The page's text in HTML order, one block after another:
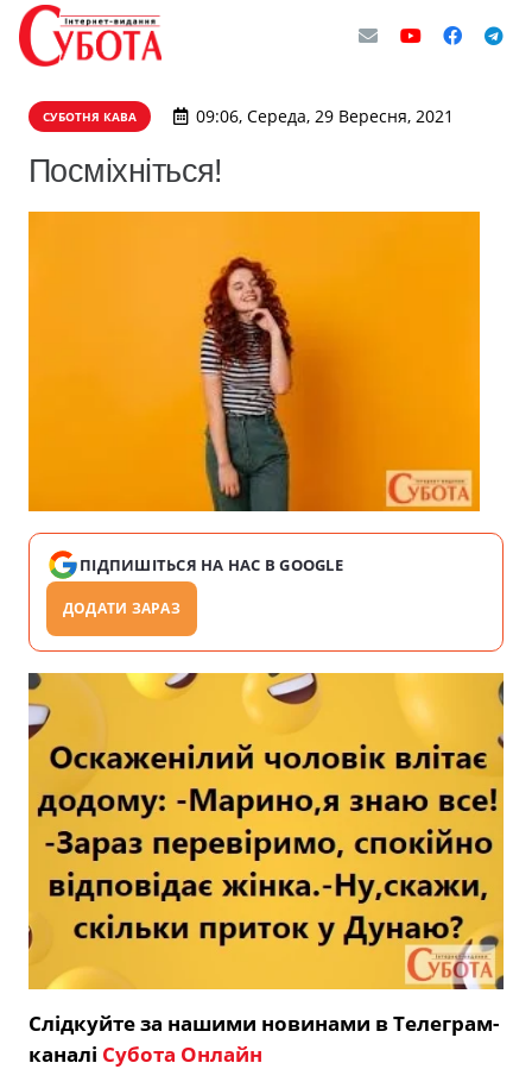
СУБОТНЯ КАВА 09:06, Середа, 29 Вересня, 2021
Посміхніться!
ПІДПИШІТЬСЯ НА НАС В GOOGLE
ДОДАТИ ЗАРАЗ
Слідкуйте за нашими новинами в Телеграм-
каналі Субота Онлайн